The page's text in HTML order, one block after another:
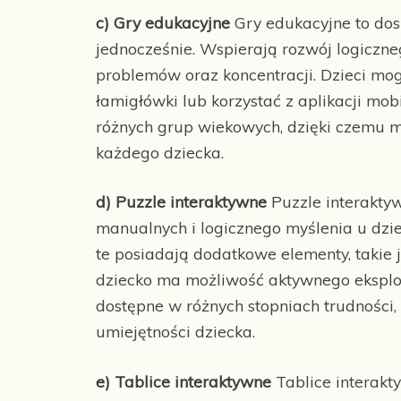
c) Gry edukacyjne Gry edukacyjne to
jednocześnie. Wspierają rozwój
problemów oraz koncentracji. Dzieci
łamigłówki lub korzystać z aplikacji
różnych grup wiekowych, dzięki czemu
każdego dziecka.
d) Puzzle interaktywne Puzzle
manualnych i logicznego myślenia u
te posiadają dodatkowe elementy, takie
dziecko ma możliwość aktywnego
dostępne w różnych stopniach
umiejętności dziecka.
e) Tablice interaktywne Tablice